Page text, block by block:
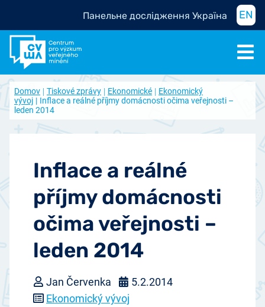
Панельне дослідження Україна EN
Domov Tiskové zprávy Ekonomické
Ekonomický
vývoj
Inflace a reálné příjmy domácnosti očima veřejnosti –
leden 2014
Inflace a reálné
příjmy domácnosti
očima veřejnosti –
leden 2014
Jan Červenka
5.2.2014
Ekonomický vývoj